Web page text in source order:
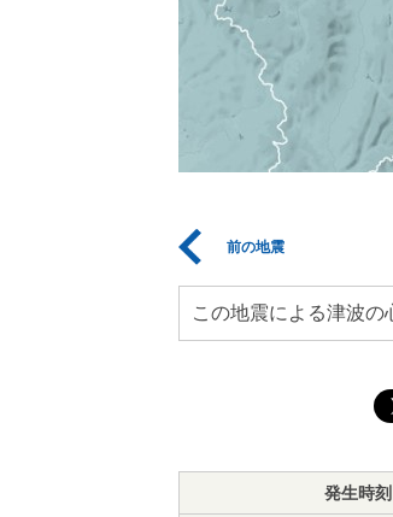
前の地震
この地震による津波の
発生時刻